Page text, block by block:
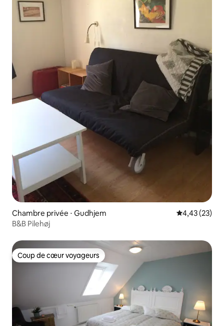
Chambre privée ⋅ Gudhjem Évaluation
4,43 (23)
B&B Pilehøj
Coup de cœur voyageurs
Coup de cœur voyageurs